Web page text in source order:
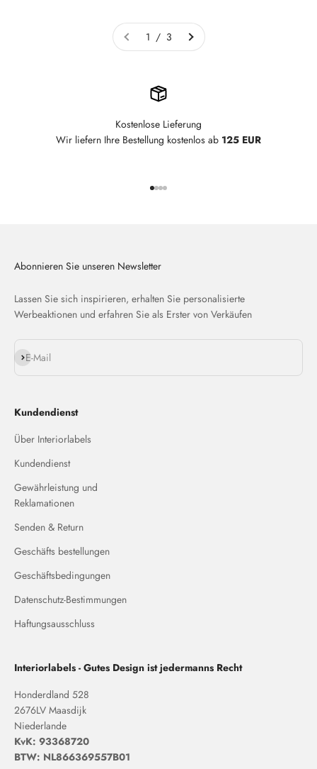
1 / 3
Kostenlose Lieferung
Wir liefern Ihre Bestellung kostenlos ab 125 EUR
Gehe zu Element 1
Gehe zu Element 2
Gehe zu Element 3
Gehe zu Element 4
Abonnieren Sie unseren Newsletter
Lassen Sie sich inspirieren, erhalten Sie personalisierte
Werbeaktionen und erfahren Sie als Erster von Verkäufen
E-Mail
Abonnieren
Kundendienst
Über Interiorlabels
Kundendienst
Gewährleistung und
Reklamationen
Senden & Return
Geschäfts bestellungen
Geschäftsbedingungen
Datenschutz-Bestimmungen
Haftungsausschluss
Interiorlabels - Gutes Design ist jedermanns Recht
Honderdland 528
2676LV Maasdijk
Niederlande
KvK: 93368720
BTW: NL866369557B01